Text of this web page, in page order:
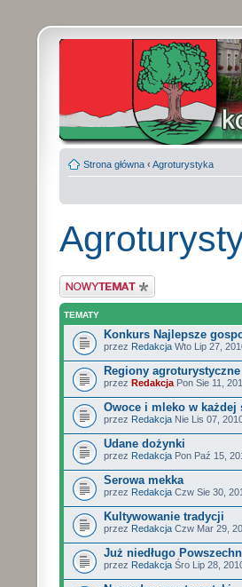
Strona główna ‹ Agroturystyka
Wyślij nowy temat
TEMATY
Konkurs Najlepsze
przez Redakcja Wto Lip 27,
Regiony agroturystyczne
przez Redakcja Pon Sie 11,
Owoce i mleko w każdej
przez Redakcja Nie Lis 07,
Udane dożynki
przez Redakcja Pon Paź 15,
Serowa mekka
przez Redakcja Czw Sie 30,
Kultywowanie tradycji
przez Redakcja Czw Mar 29,
Już niedługo
przez Redakcja Śro Lip 28,